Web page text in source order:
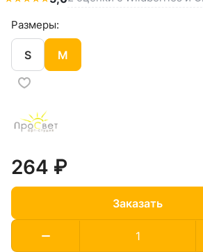
Размеры:
S M
264 ₽
Заказать